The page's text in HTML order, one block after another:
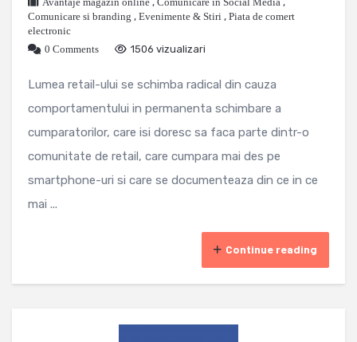
Comunicare si branding , Evenimente & Stiri , Piata de comert
electronic
0 Comments
1506 vizualizari
Lumea retail-ului se schimba radical din cauza
comportamentului in permanenta schimbare a
cumparatorilor, care isi doresc sa faca parte dintr-o
comunitate de retail, care cumpara mai des pe
smartphone-uri si care se documenteaza din ce in ce
mai ...
Continue reading